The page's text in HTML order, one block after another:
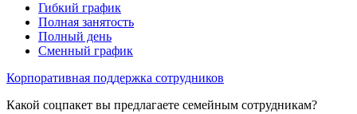
Гибкий график
Полная занятость
Полный день
Сменный график
Корпоративная поддержка сотрудников
Какой соцпакет вы предлагаете семейным сотрудникам?